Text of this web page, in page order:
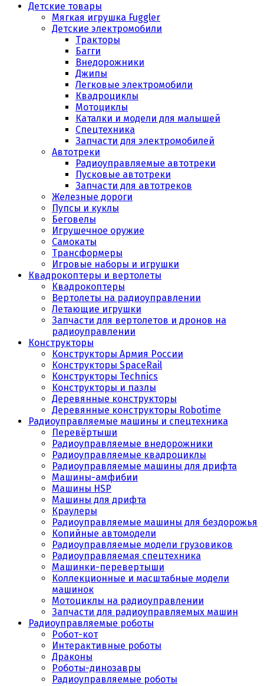
Детские товары
Мягкая игрушка Fuggler
Детские электромобили
Тракторы
Багги
Внедорожники
Джипы
Легковые электромобили
Квадроциклы
Мотоциклы
Каталки и модели для малышей
Спецтехника
Запчасти для электромобилей
Автотреки
Радиоуправляемые автотреки
Пусковые автотреки
Запчасти для автотреков
Железные дороги
Пупсы и куклы
Беговелы
Игрушечное оружие
Самокаты
Трансформеры
Игровые наборы и игрушки
Квадрокоптеры и вертолеты
Квадрокоптеры
Вертолеты на радиоуправлении
Летающие игрушки
Запчасти для вертолетов и дронов на
радиоуправлении
Конструкторы
Конструкторы Армия России
Конструкторы SpaceRail
Конструкторы Technics
Конструкторы и пазлы
Деревянные конструкторы
Деревянные конструкторы Robotime
Радиоуправляемые машины и спецтехника
Перевёртыши
Радиоуправляемые внедорожники
Радиоуправляемые квадроциклы
Радиоуправляемые машины для дрифта
Машины-амфибии
Машины HSP
Машины для дрифта
Краулеры
Радиоуправляемые машины для бездорожья
Копийные автомодели
Радиоуправляемые модели грузовиков
Радиоуправляемая спецтехника
Машинки-перевертыши
Коллекционные и масштабные модели
машинок
Мотоциклы на радиоуправлении
Запчасти для радиоуправляемых машин
Радиоуправляемые роботы
Робот-кот
Интерактивные роботы
Драконы
Роботы-динозавры
Радиоуправляемые роботы